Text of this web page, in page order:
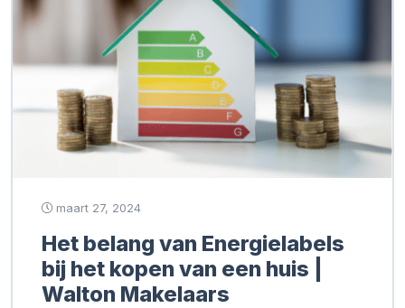
maart 27, 2024
Het belang van Energielabels
bij het kopen van een huis |
Walton Makelaars